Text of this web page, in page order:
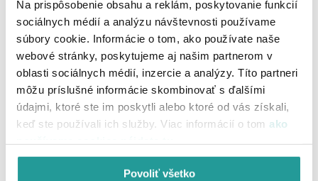
Na prispôsobenie obsahu a reklám, poskytovanie funkcií
sociálnych médií a analýzu návštevnosti používame
súbory cookie. Informácie o tom, ako používate naše
webové stránky, poskytujeme aj našim partnerom v
oblasti sociálnych médií, inzercie a analýzy. Títo partneri
môžu príslušné informácie skombinovať s ďalšími
údajmi, ktoré ste im poskytli alebo ktoré od vás získali,
keď ste používali ich služby. Viac informácií o tom ako
Povoliť všetko
Áno, ďakujem! Nie, vôbec
Môžete nám povedať viac o svojej skúsenosti?